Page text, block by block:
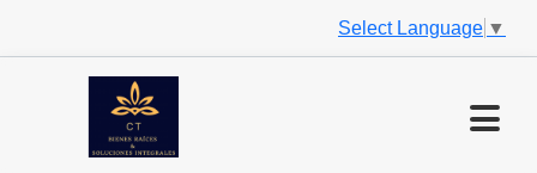
Select Language ▼